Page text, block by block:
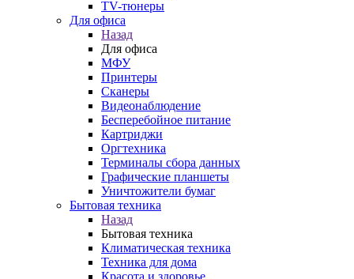
TV-тюнеры
Для офиса
Назад
Для офиса
МФУ
Принтеры
Сканеры
Видеонаблюдение
Бесперебойное питание
Картриджи
Оргтехника
Терминалы сбора данных
Графические планшеты
Уничтожители бумаг
Бытовая техника
Назад
Бытовая техника
Климатическая техника
Техника для дома
Красота и здоровье